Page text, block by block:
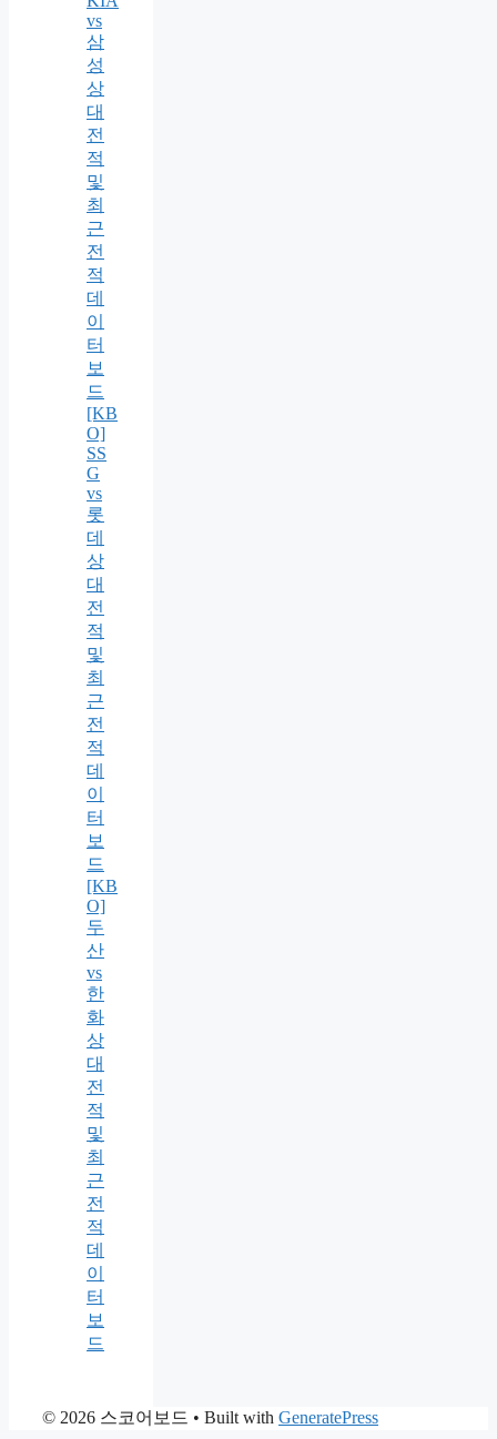
vs
삼
성
상
대
전
적
및
최
근
전
적
데
이
터
보
드
[KB
O]
SS
G
vs
롯
데
상
대
전
적
및
최
근
전
적
데
이
터
보
드
[KB
O]
두
산
vs
한
화
상
대
전
적
및
최
근
전
적
데
이
터
보
드
© 2026 스코어보드 • Built with GeneratePress